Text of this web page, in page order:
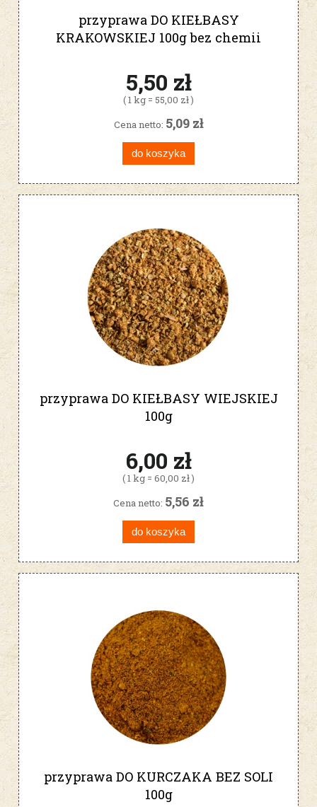
przyprawa DO KIEŁBASY
KRAKOWSKIEJ 100g bez chemii
5,50 zł
( 1 kg = 55,00 zł )
Cena netto: 5,09 zł
do koszyka
przyprawa DO KIEŁBASY WIEJSKIEJ
100g
6,00 zł
( 1 kg = 60,00 zł )
Cena netto: 5,56 zł
do koszyka
przyprawa DO KURCZAKA BEZ SOLI
100g